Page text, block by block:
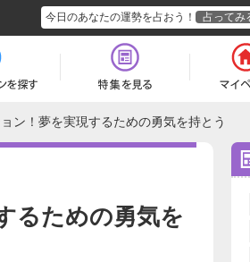
今日のあなたの運勢を占おう！ 占ってみ
ン！夢を実現するための勇気を持とう
るための勇気を